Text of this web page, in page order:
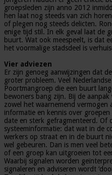
groepsleden zijn anno 2012
hen laat nog steeds van zich
of plegen nog steeds delicten.
enige tijd stil. In elk geval laat de
buurt. Wat ook meespeelt, is dat
het voormalige stadsdeel is
Vier adviezen
Er zijn genoeg aanwijzingen dat
groter probleem. Veel
Poortmangroep die een buurt
bewoners bang zijn. Bij de
zowel het waarnemend vermogen
informatie en kennis over
date en sterk gefragmenteerd. Of
systeeminformatie: dat wat in de
werkers op straat en in de buurt
wel gebeuren. Dan is men veel
of een groep kan uitgroeien tot
Waarbij signalen worden
signaleren en adviseren wordt